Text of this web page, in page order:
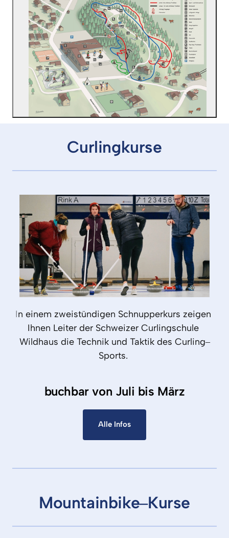
Curlingkurse
In einem zweistündigen Schnupperkurs
Ihnen Leiter der Schweizer
Wildhaus die Technik und Taktik des Curling‒
Sports.
buchbar von Juli bis März
Alle Infos
Mountainbike‒Kurse